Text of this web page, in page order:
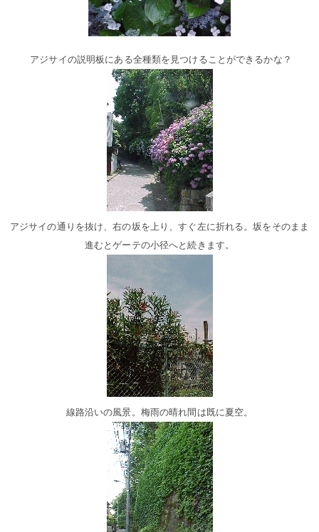
アジサイの説明板にある全種類を見つけることができるかな？
アジサイの通りを抜け、右の坂を上り、すぐ左に折れる。坂をそのまま
進むとゲーテの小径へと続きます。
線路沿いの風景。梅雨の晴れ間は既に夏空。